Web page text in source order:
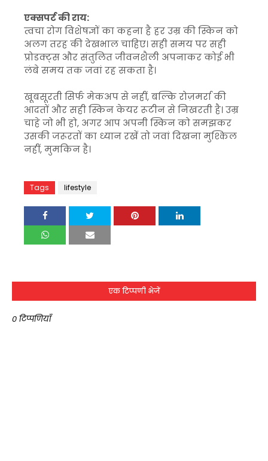
एक्सपर्ट की राय:
त्वचा रोग विशेषज्ञों का कहना है हर उम्र की स्किन को
अलग तरह की देखभाल चाहिए। सही समय पर सही
प्रोडक्ट्स और संतुलित जीवनशैली अपनाकर कोई भी
लंबे समय तक जवां रह सकता है।
खूबसूरती सिर्फ मेकअप से नहीं, बल्कि रोज़मर्रा की
आदतों और सही स्किन केयर रूटीन से निखरती है। उम्र
चाहे जो भी हो, अगर आप अपनी स्किन को समझकर
उसकी जरूरतों का ध्यान रखें तो जवां दिखना मुश्किल
नहीं, मुमकिन है।
Tags lifestyle
एक टिप्पणी भेजें
0 टिप्पणियाँ